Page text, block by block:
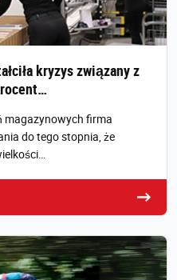
kryzys związany z
magazynowych firma
do tego stopnia, że